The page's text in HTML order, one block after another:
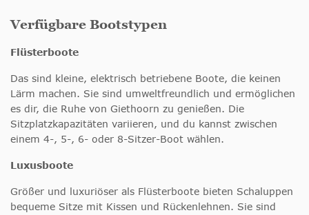
Verfügbare Bootstypen
Flüsterboote
Das sind kleine, elektrisch betriebene Boote, die keinen
Lärm machen. Sie sind umweltfreundlich und ermöglichen
es dir, die Ruhe von Giethoorn zu genießen. Die
Sitzplatzkapazitäten variieren, und du kannst zwischen
einem 4-, 5-, 6- oder 8-Sitzer-Boot wählen.
Luxusboote
Größer und luxuriöser als Flüsterboote bieten Schaluppen
bequeme Sitze mit Kissen und Rückenlehnen. Sie sind